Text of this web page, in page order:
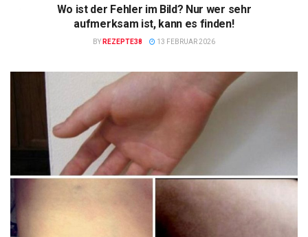
Wo ist der Fehler im Bild? Nur wer sehr
aufmerksam ist, kann es finden!
BY REZEPTE38 13 FEBRUAR 2026